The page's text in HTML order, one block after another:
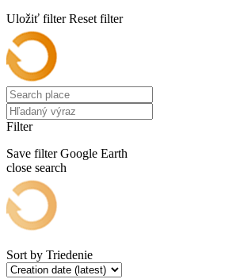
Uložiť filter Reset filter
Filter
Save filter Google Earth
close search
Sort by Triedenie